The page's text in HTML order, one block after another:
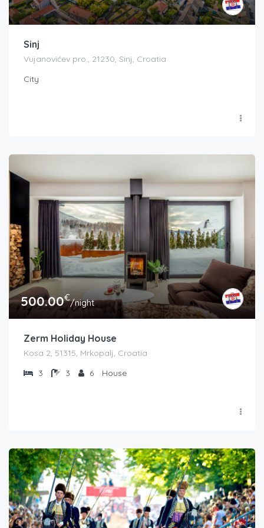
Sinj
Vujanovićev pro., 21230, Sinj, Croatia
City
500.00€/night
Zerm Holiday House
Kosa 2, 51315, Mrkopalj, Croatia
3
3 6 House